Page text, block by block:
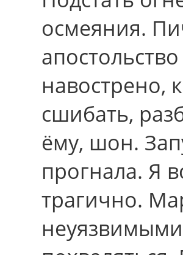
осмеяния.
навострено,
сшибать,
ёму, шон.
прогнала. Я
трагично.